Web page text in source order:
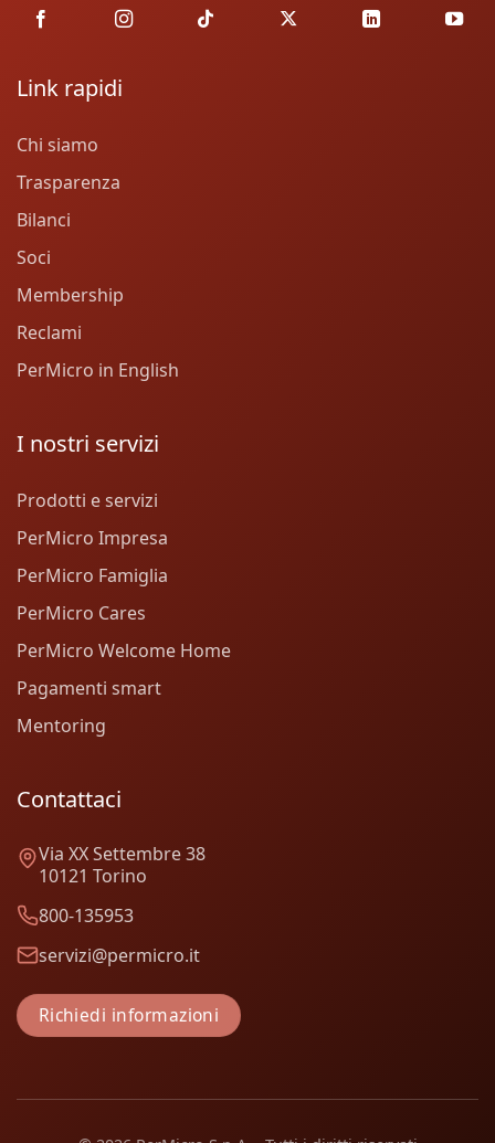
Link rapidi
Chi siamo
Trasparenza
Bilanci
Soci
Membership
Reclami
PerMicro in English
I nostri servizi
Prodotti e servizi
PerMicro Impresa
PerMicro Famiglia
PerMicro Cares
PerMicro Welcome Home
Pagamenti smart
Mentoring
Contattaci
Via XX Settembre 38
10121 Torino
800-135953
servizi@permicro.it
Richiedi informazioni